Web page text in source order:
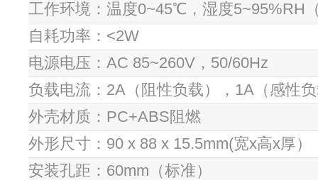
工作环境：温度0~45℃，湿度5~95%RH
自耗功率：<2W
电源电压：AC 85~260V，50/60Hz
负载电流：2A（阻性负载），1A（感性
外壳材质：PC+ABS阻燃
外形尺寸：90 x 88 x 15.5mm(宽x高x厚）
安装孔距：60mm（标准）